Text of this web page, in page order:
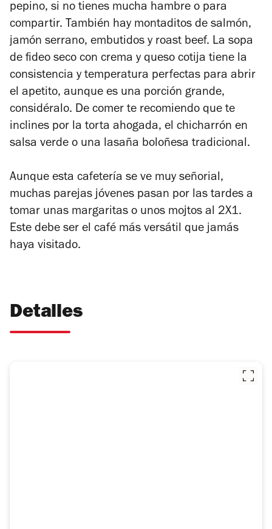
pepino, si no tienes mucha hambre o para
compartir. También hay montaditos de salmón,
jamón serrano, embutidos y roast beef. La sopa
de fideo seco con crema y queso cotija tiene la
consistencia y temperatura perfectas para abrir
el apetito, aunque es una porción grande,
considéralo. De comer te recomiendo que te
inclines por la torta ahogada, el chicharrón en
salsa verde o una lasaña boloñesa tradicional.
Aunque esta cafetería se ve muy señorial,
muchas parejas jóvenes pasan por las tardes a
tomar unas margaritas o unos mojtos al 2X1.
Este debe ser el café más versátil que jamás
haya visitado.
Detalles